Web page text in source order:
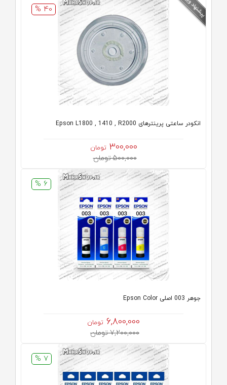
40 %
انکودر ساعتی پرینترهای Epson L1800 , 1410 , R2000
300,000 تومان
500,000 تومان
6 %
جوهر 003 اصلی Epson Color
6,800,000 تومان
7,200,000 تومان
7 %